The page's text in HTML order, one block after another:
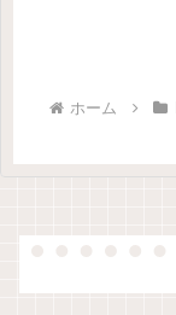
ホーム